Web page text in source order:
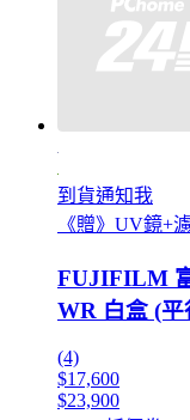
到貨通知我
《贈》UV鏡+
FUJIFILM
WR 白盒 (平
(4)
$17,600
$23,900